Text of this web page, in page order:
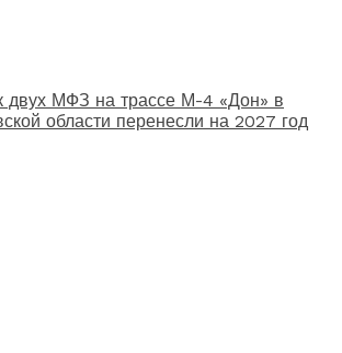
двух МФЗ на трассе М-4 «Дон» в
области перенесли на 2027 год